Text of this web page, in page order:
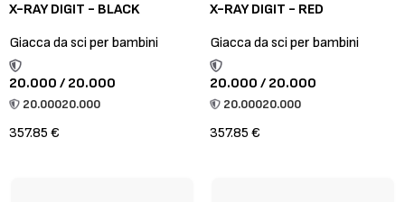
X-RAY DIGIT - BLACK
Giacca da sci per bambini
20.000 / 20.000
20.00020.000
357.85 €
X-RAY DIGIT - RED
Giacca da sci per bambini
20.000 / 20.000
20.00020.000
357.85 €